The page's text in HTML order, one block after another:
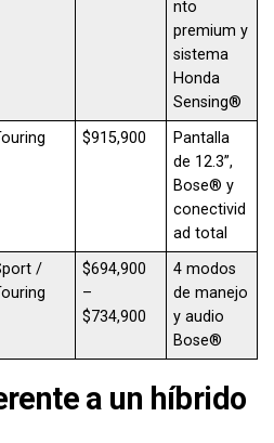
nto
premium y
sistema
Honda
Sensing®
$915,900
Pantalla
de 12.3”,
Bose® y
conectivid
ad total
/
$694,900
–
$734,900
4 modos
de manejo
y audio
Bose®
a un híbrido